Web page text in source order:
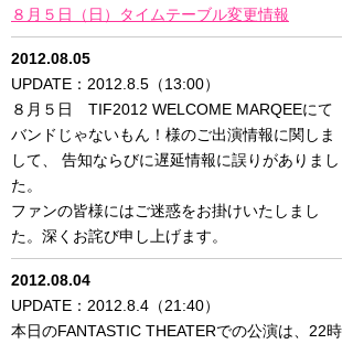
８月５日（日）タイムテーブル変更情報
2012.08.05
UPDATE：2012.8.5（13:00）
８月５日 TIF2012 WELCOME MARQEEにて
バンドじゃないもん！様のご出演情報に関しま
して、 告知ならびに遅延情報に誤りがありまし
た。
ファンの皆様にはご迷惑をお掛けいたしまし
た。深くお詫び申し上げます。
2012.08.04
UPDATE：2012.8.4（21:40）
本日のFANTASTIC THEATERでの公演は、22時